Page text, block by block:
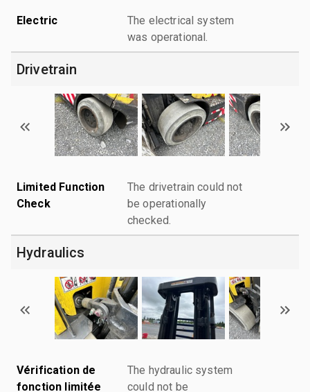
Electric
The electrical system
was operational.
Drivetrain
Limited Function
Check
The drivetrain could not
be operationally
checked.
Hydraulics
Vérification de
fonction limitée
The hydraulic system
could not be